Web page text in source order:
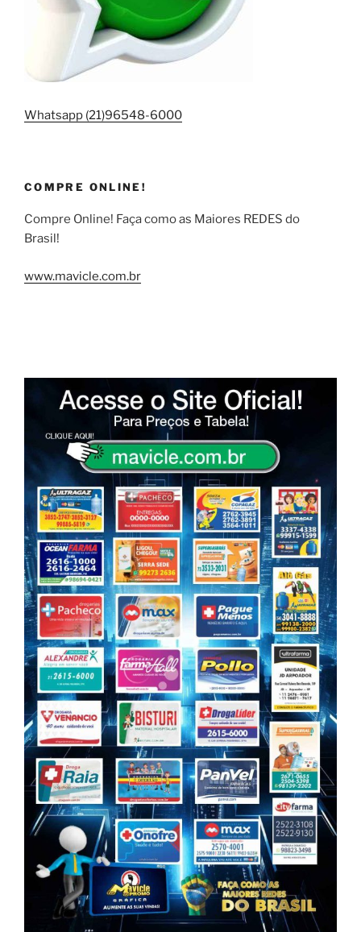
Whatsapp (21)96548-6000
COMPRE ONLINE!
Compre Online! Faça como as Maiores REDES do
Brasil!
www.mavicle.com.br